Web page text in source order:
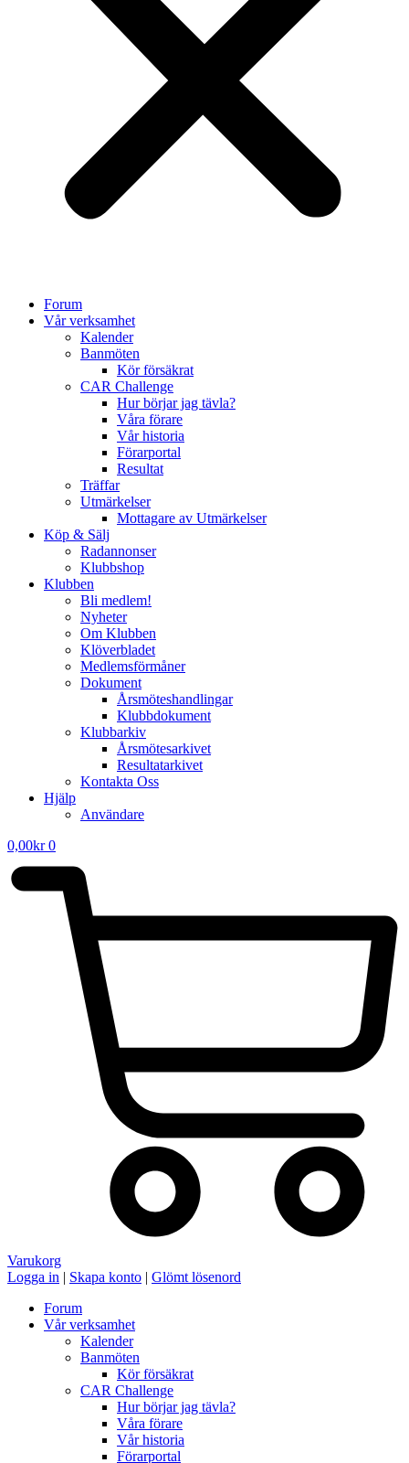
Forum
Vår verksamhet
Kalender
Banmöten
Kör försäkrat
CAR Challenge
Hur börjar jag tävla?
Våra förare
Vår historia
Förarportal
Resultat
Träffar
Utmärkelser
Mottagare av Utmärkelser
Köp & Sälj
Radannonser
Klubbshop
Klubben
Bli medlem!
Nyheter
Om Klubben
Klöverbladet
Medlemsförmåner
Dokument
Årsmöteshandlingar
Klubbdokument
Klubbarkiv
Årsmötesarkivet
Resultatarkivet
Kontakta Oss
Hjälp
Användare
0,00kr 0
Varukorg
Logga in | Skapa konto | Glömt lösenord
Forum
Vår verksamhet
Kalender
Banmöten
Kör försäkrat
CAR Challenge
Hur börjar jag tävla?
Våra förare
Vår historia
Förarportal